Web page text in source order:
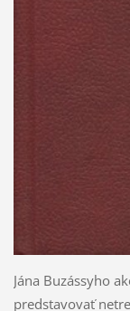
Jána Buzássyho
predstavovať